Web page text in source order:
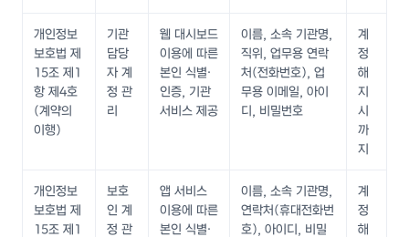
개인정보
보호법 제
15조 제1
항 제4호
(계약의
이행)
기관
담당
자 계
정 관
리
웹 대시보드
이용에 따른
본인 식별·
인증, 기관
서비스 제공
이름, 소속 기관명,
직위, 업무용 연락
처(전화번호), 업
무용 이메일, 아이
디, 비밀번호
계
정
해
지
시
까
지
개인정보
보호법 제
15조 제1
보호
인 계
정 관
앱 서비스
이용에 따른
본인 식별·
이름, 소속 기관명,
연락처(휴대전화번
호), 아이디, 비밀
계
정
해